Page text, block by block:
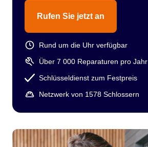
Rufen Sie jetzt an
Rund um die Uhr verfügbar
Über 7 000 Reparaturen pro Jahr
Schlüsseldienst zum Festpreis
Netzwerk von 1578 Schlossern